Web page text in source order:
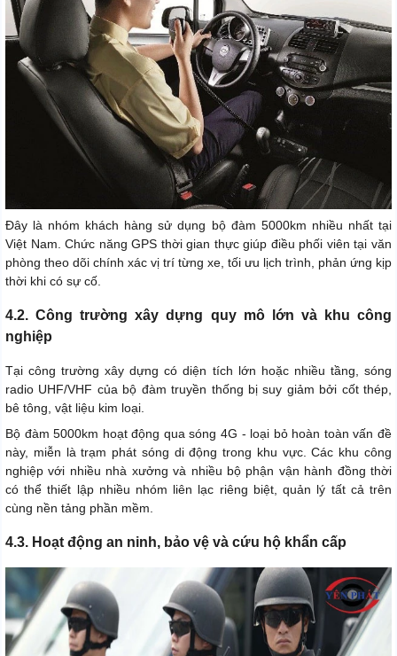
Đây là nhóm khách hàng sử dụng bộ đàm 5000km nhiều nhất tại
Việt Nam. Chức năng GPS thời gian thực giúp điều phối viên tại văn
phòng theo dõi chính xác vị trí từng xe, tối ưu lịch trình, phản ứng kịp
thời khi có sự cố.
4.2. Công trường xây dựng quy mô lớn và khu công
nghiệp
Tại công trường xây dựng có diện tích lớn hoặc nhiều tầng, sóng
radio UHF/VHF của bộ đàm truyền thống bị suy giảm bởi cốt thép,
bê tông, vật liệu kim loại.
Bộ đàm 5000km hoạt động qua sóng 4G - loại bỏ hoàn toàn vấn đề
này, miễn là trạm phát sóng di động trong khu vực. Các khu công
nghiệp với nhiều nhà xưởng và nhiều bộ phận vận hành đồng thời
có thể thiết lập nhiều nhóm liên lạc riêng biệt, quản lý tất cả trên
cùng nền tảng phần mềm.
4.3. Hoạt động an ninh, bảo vệ và cứu hộ khẩn cấp